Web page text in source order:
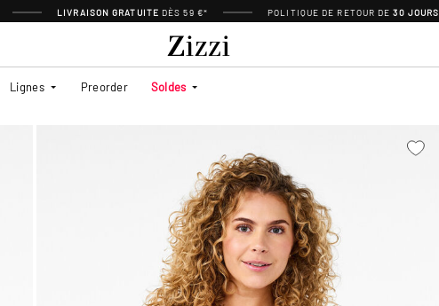
LIVRAISON GRATUITE DÈS 59 €* POLITIQUE DE RETOUR DE30 JOURS
Lignes Preorder Soldes